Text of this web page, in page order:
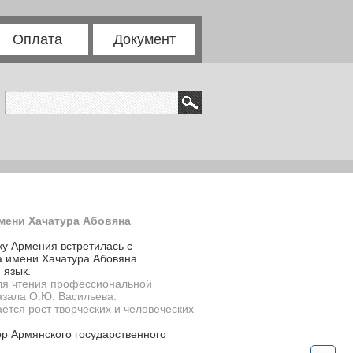
Оплата Документ
Хачатура Абовяна
Армения встретилась с
имени Хачатура Абовяна.
чтения профессиональной
О.Ю. Васильева.
рост творческих и человеческих
государственного